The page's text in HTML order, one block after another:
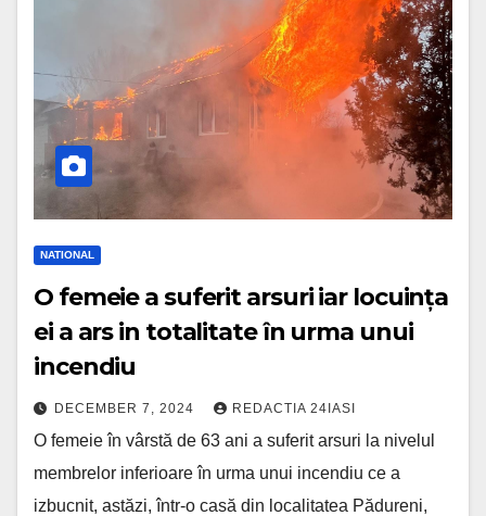
NATIONAL
O femeie a suferit arsuri iar locuința
ei a ars in totalitate în urma unui
incendiu
DECEMBER 7, 2024 REDACTIA 24IASI
O femeie în vârstă de 63 ani a suferit arsuri la nivelul
membrelor inferioare în urma unui incendiu ce a
izbucnit, astăzi, într-o casă din localitatea Pădureni,